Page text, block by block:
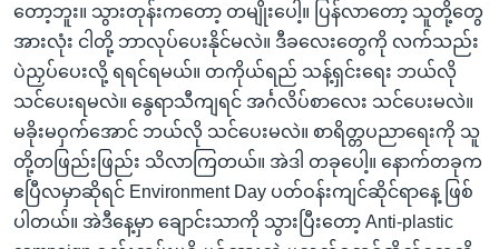
တော့ဘူး။ သွားတုန်းကတော့ တမျိုးပေါ့။ ပြန်လာတော့ သူတို့တွေ
အားလုံး ငါတို့ ဘာလုပ်ပေးနိုင်မလဲ။ ဒီခလေးတွေကို လက်သည်း
ပဲညှပ်ပေးလို့ ရရင်ရမယ်။ တကိုယ်ရည် သန့်ရှင်းရေး ဘယ်လို
သင်ပေးရမလဲ။ နွေရာသီကျရင် အင်္ဂလိပ်စာလေး သင်ပေးမလဲ။
မခိုးမဝှက်အောင် ဘယ်လို သင်ပေးမလဲ။ စာရိတ္တပညာရေးကို သူ
တို့တဖြည်းဖြည်း သိလာကြတယ်။ အဲဒါ တခုပေါ့။ နောက်တခုက
ဧပြီလမှာဆိုရင် Environment Day ပတ်ဝန်းကျင်ဆိုင်ရာနေ့ ဖြစ်
ပါတယ်။ အဲဒီနေ့မှာ ချောင်းသာကို သွားပြီးတော့ Anti-plastic